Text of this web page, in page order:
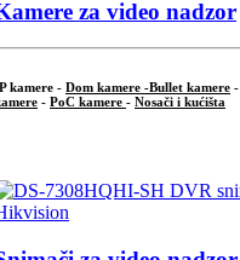
za video nadzor
kamere - Dom kamere -Bullet kamere -
- PoC kamere - Nosači i kućišta